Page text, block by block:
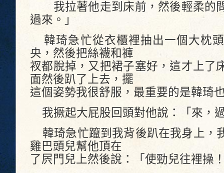
我拉著他走到床前，然後輕柔的
過來。」
韓琦急忙從衣櫃裡抽出一個大枕
央，然後把絲襪和褲
衩都脫掉，又把裙子塞好，這才上了
面然後趴了上去，擺
這個姿勢我很舒服，最重要的是韓琦
我撅起大屁股回頭對他說：「來，
韓琦急忙躥到我背後趴在我身上，
雞巴頭兒幫他頂在
了屄門兒上然後說：「使勁兒往裡操